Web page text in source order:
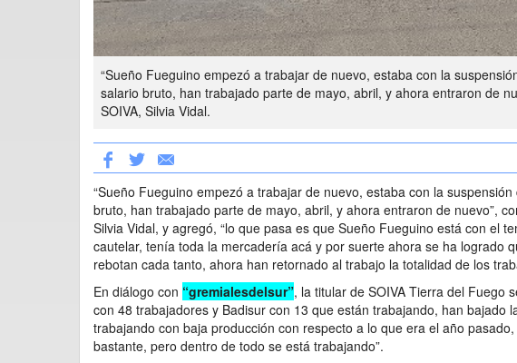
“Sueño Fueguino empezó a trabajar de nuevo, estaba con la
salario bruto, han trabajado parte de mayo, abril, y ahora entraron de
SOIVA, Silvia Vidal.
“Sueño Fueguino empezó a trabajar de nuevo, estaba con la
bruto, han trabajado parte de mayo, abril, y ahora entraron de nuevo”,
Silvia Vidal, y agregó, “lo que pasa es que Sueño Fueguino está con el
cautelar, tenía toda la mercadería acá y por suerte ahora se ha logrado
rebotan cada tanto, ahora han retornado al trabajo la totalidad de los
En diálogo con “gremialesdelsur”, la titular de SOIVA Tierra del Fuego
con 48 trabajadores y Badisur con 13 que están trabajando, han bajado
trabajando con baja producción con respecto a lo que era el año
bastante, pero dentro de todo se está trabajando”.